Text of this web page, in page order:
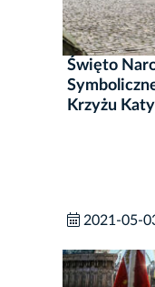
Święto
Krzyżu
2021-05-